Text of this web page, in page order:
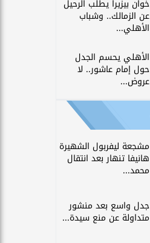
خوان بيزيرا يطلب الرحيل
عن الزمالك.. وشباب
الأهلي...
الأهلي يحسم الجدل
حول إمام عاشور.. لا
عروض...
مشجعة ليفربول الشهيرة
هانيفا تنهار بعد انتقال
محمد...
جدل واسع بعد منشور
متداولة عن منع سيدة...